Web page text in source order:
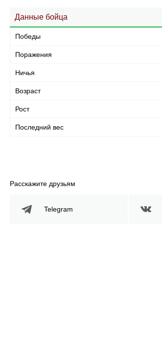
Данные бойца
Победы
Поражения
Ничья
Возраст
Рост
Последний вес
Расскажите друзьям
Telegram